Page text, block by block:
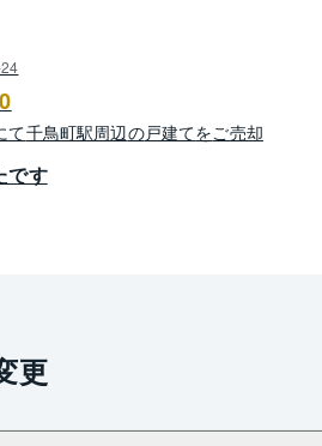
て千鳥町駅周辺の戸建てをご売却
です
更